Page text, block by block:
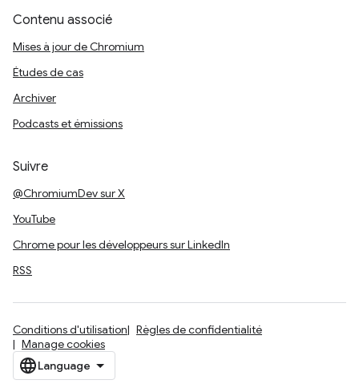
Contenu associé
Mises à jour de Chromium
Études de cas
Archiver
Podcasts et émissions
Suivre
@ChromiumDev sur X
YouTube
Chrome pour les développeurs sur LinkedIn
RSS
Conditions d'utilisation
Règles de confidentialité
Manage cookies